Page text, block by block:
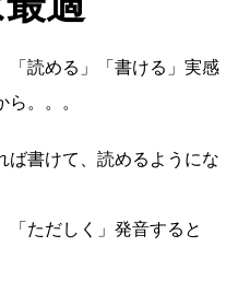
「読める」「書ける」実感
。。。
ば書けて、読めるようにな
「ただしく」発音すると